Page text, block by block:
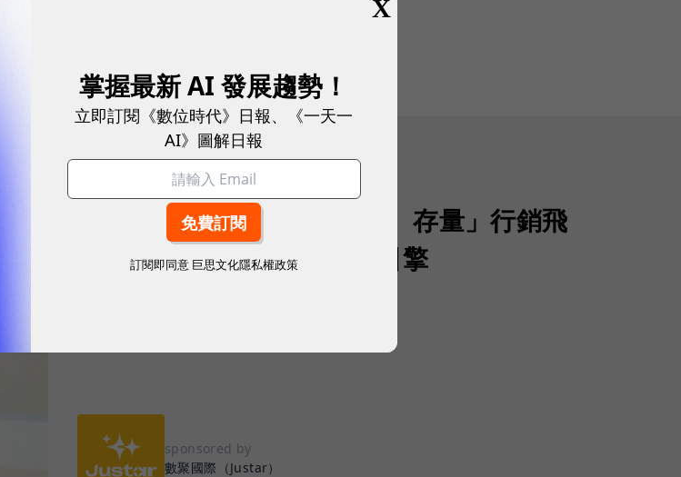
行銷與Martech
數聚集團首創「聲量、流量、存量」行銷飛
輪，打造企業專屬 AI 成長引擎
sponsored by
數聚國際（Justar）
X
掌握最新 AI 發展趨勢！
立即訂閱《數位時代》日報、《一天一
AI》圖解日報
訂閱即同意 巨思文化隱私權政策